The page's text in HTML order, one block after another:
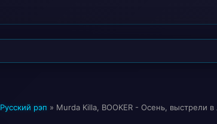
Русский рэп » Murda Killa, BOOKER - Осень, выстрели